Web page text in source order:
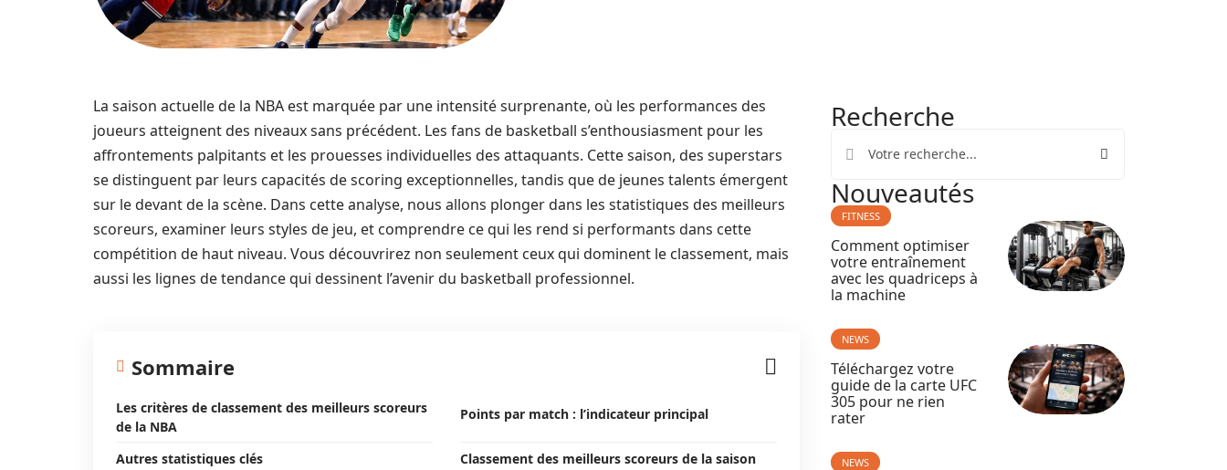
La saison actuelle de la NBA est marquée par une intensité surprenante, où les performances des
joueurs atteignent des niveaux sans précédent. Les fans de basketball s’enthousiasment pour les
affrontements palpitants et les prouesses individuelles des attaquants. Cette saison, des superstars
se distinguent par leurs capacités de scoring exceptionnelles, tandis que de jeunes talents émergent
sur le devant de la scène. Dans cette analyse, nous allons plonger dans les statistiques des meilleurs
scoreurs, examiner leurs styles de jeu, et comprendre ce qui les rend si performants dans cette
compétition de haut niveau. Vous découvrirez non seulement ceux qui dominent le classement, mais
aussi les lignes de tendance qui dessinent l’avenir du basketball professionnel.
Sommaire
Les critères de classement des meilleurs scoreurs
de la NBA
Points par match : l’indicateur principal
Autres statistiques clés
Classement des meilleurs scoreurs de la saison
Recherche
Nouveautés
FITNESS
Comment optimiser
votre entraînement
avec les quadriceps à
la machine
NEWS
Téléchargez votre
guide de la carte UFC
305 pour ne rien
rater
NEWS